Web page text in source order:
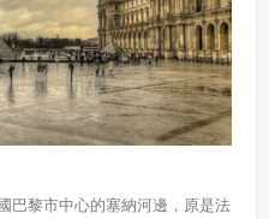
巴黎市中心的塞納河邊，原是法
統時創作、上傳或張貼的著
授權。
公司遭追訴、請求或求償
員，必要時本系統得移除爭
負擔吉寶系統公司因此所生
損失。